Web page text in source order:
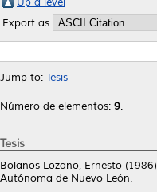
Export as
Jump to: Tesis
Número de elementos: 9.
Tesis
Bolaños Lozano, Ernesto (1986)
Autónoma de Nuevo León.